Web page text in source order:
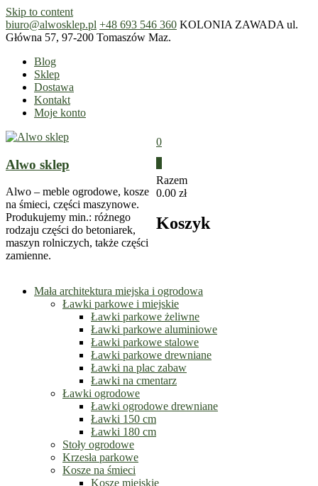
Skip to content
biuro@alwosklep.pl +48 693 546 360 KOLONIA ZAWADA ul.
Główna 57, 97-200 Tomaszów Maz.
Blog
Sklep
Dostawa
Kontakt
Moje konto
Alwo sklep
Alwo – meble ogrodowe, kosze
na śmieci, części maszynowe.
Produkujemy min.: różnego
rodzaju części do betoniarek,
maszyn rolniczych, także części
zamienne.
0
Razem
0.00 zł
Koszyk
Mała architektura miejska i ogrodowa
Ławki parkowe i miejskie
Ławki parkowe żeliwne
Ławki parkowe aluminiowe
Ławki parkowe stalowe
Ławki parkowe drewniane
Ławki na plac zabaw
Ławki na cmentarz
Ławki ogrodowe
Ławki ogrodowe drewniane
Ławki 150 cm
Ławki 180 cm
Stoły ogrodowe
Krzesła parkowe
Kosze na śmieci
Kosze miejskie